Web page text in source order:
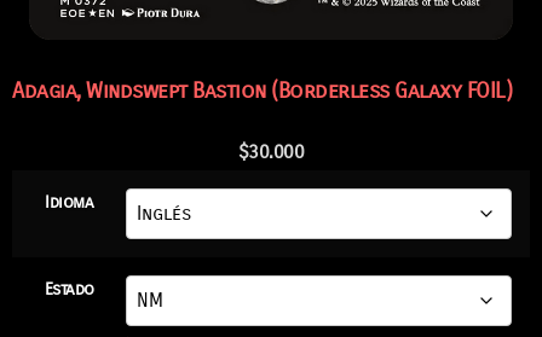
Adagia, Windswept Bastion (Borderless Galaxy FOIL)
$30.000
Idioma
Estado